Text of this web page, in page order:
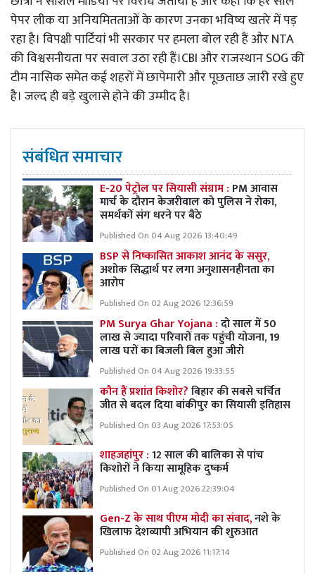
पेपर लीक या अनियमितताओं के कारण उनका भविष्य खतरे में पड़
रहा है। विपक्षी पार्टियां भी सरकार पर हमला बोल रही हैं और NTA
की विश्वसनीयता पर सवाल उठा रही हैं।CBI और राजस्थान SOG की
टीम नासिक समेत कई शहरों में छापेमारी और पूछताछ जारी रखे हुए
है। जल्द ही बड़े खुलासे होने की उम्मीद है।
संबंधित समाचार
E-20 पेट्रोल पर सियासी संग्राम : PM आवास
मार्च के दौरान केजरीवाल को पुलिस ने रोका,
समर्थकों संग धरने पर बैठे
Published On 04 Aug 2026 13:40:49
BSP से निष्कासित आकाश आनंद के ससुर,
अशोक सिद्धार्थ पर लगा अनुशासनहीनता का
आरोप
Published On 02 Aug 2026 12:36:59
PM Surya Ghar Yojana :दो साल में 50
लाख से ज्यादा परिवारों तक पहुंची योजना, 19
लाख घरों का बिजली बिल हुआ जीरो
Published On 04 Aug 2026 19:33:55
कौन हैं प्रशांत किशोर?बिहार की सबसे चर्चित
जीत से बदल दिया बांकीपुर का सियासी इतिहास
Published On 03 Aug 2026 17:53:05
शाहजहांपुर :12 साल की बालिका से पांच
किशोरों ने किया सामूहिक दुष्कर्म
Published On 01 Aug 2026 22:39:04
Gen-Z के साथ पीएम मोदी का संवाद,नशे के
खिलाफ देशव्यापी अभियान की शुरुआत
Published On 02 Aug 2026 11:17:14